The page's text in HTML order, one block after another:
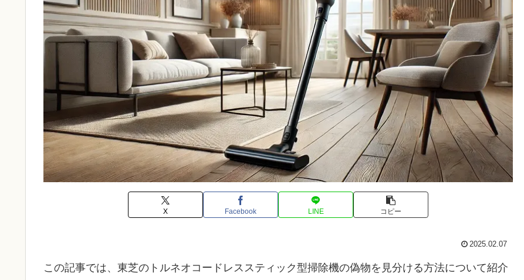
X Facebook LINE コピー
2025.02.07
この記事では、東芝のトルネオコードレススティック型掃除機の偽物を見分ける方法について紹介